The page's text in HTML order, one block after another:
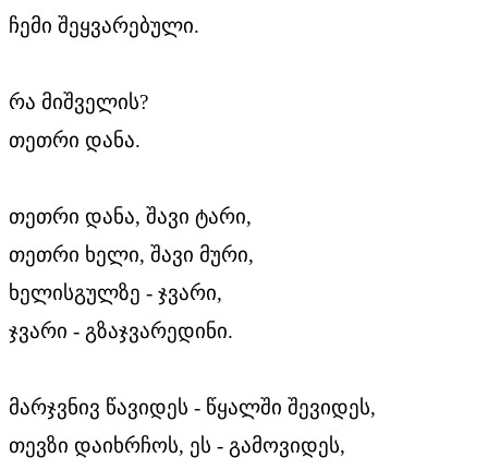
ჩემი შეყვარებული.
რა მიშველის?
თეთრი დანა.
თეთრი დანა, შავი ტარი,
თეთრი ხელი, შავი მური,
ხელისგულზე - ჯვარი,
ჯვარი - გზაჯვარედინი.
მარჯვნივ წავიდეს - წყალში შევიდეს,
თევზი დაიხრჩოს, ეს - გამოვიდეს,